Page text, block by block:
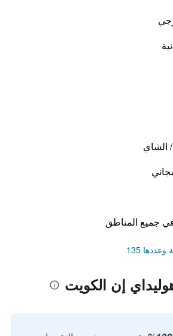
الشاي
جميع المناطق
135
إن الكويت